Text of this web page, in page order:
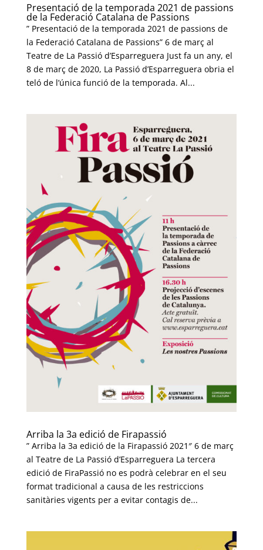
Presentació de la temporada 2021 de passions
de la Federació Catalana de Passions
” Presentació de la temporada 2021 de passions de
la Federació Catalana de Passions” 6 de març al
Teatre de La Passió d’Esparreguera Just fa un any, el
8 de març de 2020, La Passió d’Esparreguera obria el
teló de l’única funció de la temporada. Al...
Arriba la 3a edició de Firapassió
” Arriba la 3a edició de la Firapassió 2021″ 6 de març
al Teatre de La Passió d’Esparreguera La tercera
edició de FiraPassió no es podrà celebrar en el seu
format tradicional a causa de les restriccions
sanitàries vigents per a evitar contagis de...